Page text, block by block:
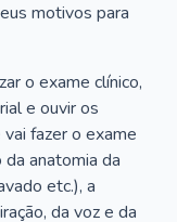
motivos para
o exame clínico,
e ouvir os
fazer o exame
anatomia da
etc.), a
da voz e da